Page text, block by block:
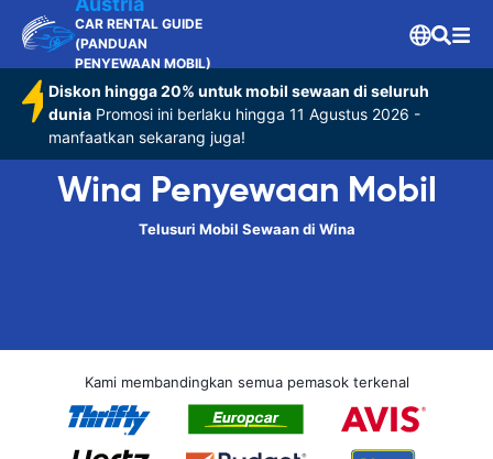
CAR RENTAL GUIDE
(PANDUAN
PENYEWAAN MOBIL)
Diskon hingga 20% untuk mobil sewaan di seluruh
dunia Promosi ini berlaku hingga 11 Agustus 2026 -
manfaatkan sekarang juga!
Wina Penyewaan Mobil
Telusuri Mobil Sewaan di Wina
Kami membandingkan semua pemasok terkenal